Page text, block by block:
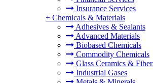
Insurance Services
+ Chemicals & Materials
Adhesives & Sealants
Advanced Materials
Biobased Chemicals
Commodity Chemicals
Glass Ceramics &
Industrial Gases